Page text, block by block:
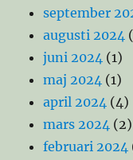
september
augusti 2024
juni 2024 (1)
maj 2024 (1)
april 2024 (4)
mars 2024 (2)
februari 2024